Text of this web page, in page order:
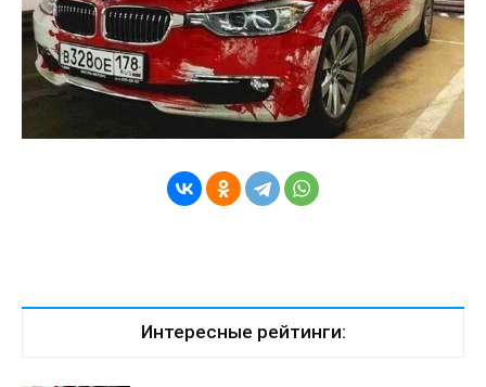
Интересные рейтинги: